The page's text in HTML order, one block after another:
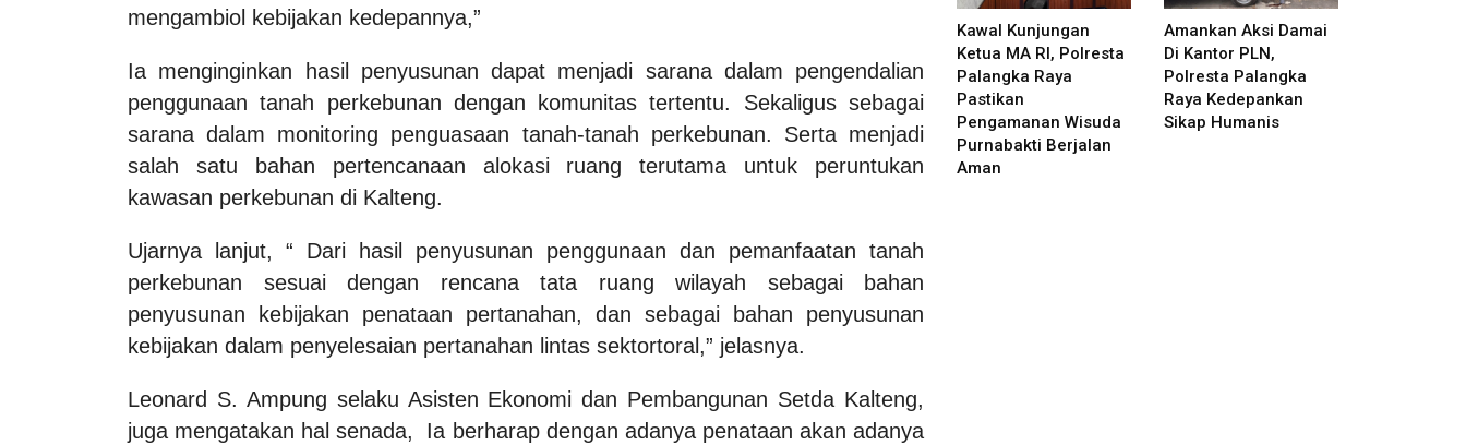
mengambiol kebijakan kedepannya,”
Ia menginginkan hasil penyusunan dapat menjadi sarana dalam pengendalian
penggunaan tanah perkebunan dengan komunitas tertentu. Sekaligus sebagai
sarana dalam monitoring penguasaan tanah-tanah perkebunan. Serta menjadi
salah satu bahan pertencanaan alokasi ruang terutama untuk peruntukan
kawasan perkebunan di Kalteng.
Ujarnya lanjut, “ Dari hasil penyusunan penggunaan dan pemanfaatan tanah
perkebunan sesuai dengan rencana tata ruang wilayah sebagai bahan
penyusunan kebijakan penataan pertanahan, dan sebagai bahan penyusunan
kebijakan dalam penyelesaian pertanahan lintas sektortoral,” jelasnya.
Leonard S. Ampung selaku Asisten Ekonomi dan Pembangunan Setda Kalteng,
juga mengatakan hal senada, Ia berharap dengan adanya penataan akan adanya
Kawal Kunjungan
Ketua MA RI, Polresta
Palangka Raya
Pastikan
Pengamanan Wisuda
Purnabakti Berjalan
Aman
Amankan Aksi Damai
Di Kantor PLN,
Polresta Palangka
Raya Kedepankan
Sikap Humanis